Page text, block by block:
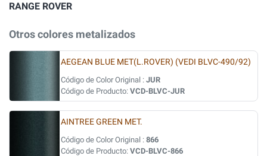
RANGE ROVER
Otros colores metalizados
AEGEAN BLUE MET(L.ROVER) (VEDI BLVC-490/92)
Código de Color Original : JUR
Código de Producto: VCD-BLVC-JUR
AINTREE GREEN MET.
Código de Color Original : 866
Código de Producto: VCD-BLVC-866